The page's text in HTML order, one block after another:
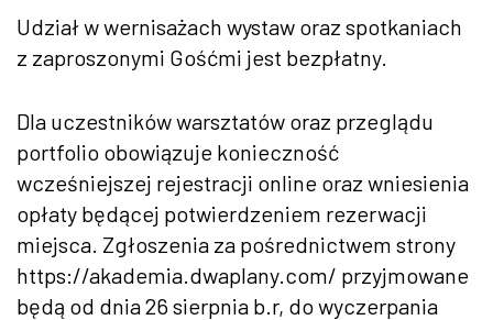
Udział w wernisażach wystaw oraz spotkaniach
z zaproszonymi Gośćmi jest bezpłatny.
Dla uczestników warsztatów oraz przeglądu
portfolio obowiązuje konieczność
wcześniejszej rejestracji online oraz wniesienia
opłaty będącej potwierdzeniem rezerwacji
miejsca. Zgłoszenia za pośrednictwem strony
https://akademia.dwaplany.com/ przyjmowane
będą od dnia 26 sierpnia b.r, do wyczerpania